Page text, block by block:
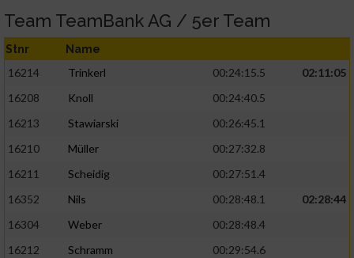
Team TeamBank AG / 5er Team
Stnr Name
16214 Trinkerl 00:24:15.5
02:11:05
16208
Knoll
00:24:40.5
16213
Stawiarski
00:26:45.1
16210
Müller
00:27:32.8
16211
Scheidig
00:27:51.4
16352
Nils 00:28:48.1
02:28:44
16304
Weber
00:28:48.4
16212
Schramm
00:29:54.6